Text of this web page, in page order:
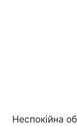
Неспокійна